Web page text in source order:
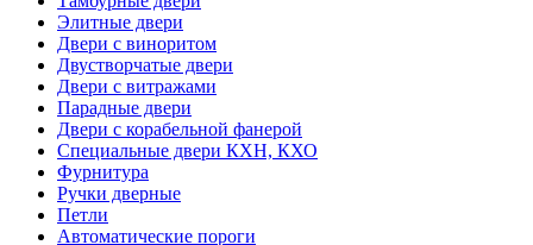
Элитные двери
Двери с виноритом
Двустворчатые двери
Двери с витражами
Парадные двери
Двери с корабельной фанерой
Специальные двери КХН, КХО
Фурнитура
Ручки дверные
Петли
Автоматические пороги